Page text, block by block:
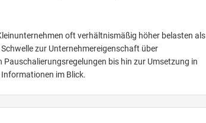
oft verhältnismäßig höher belasten als
zur Unternehmereigenschaft über
bis hin zur Umsetzung in
Informationen im Blick.